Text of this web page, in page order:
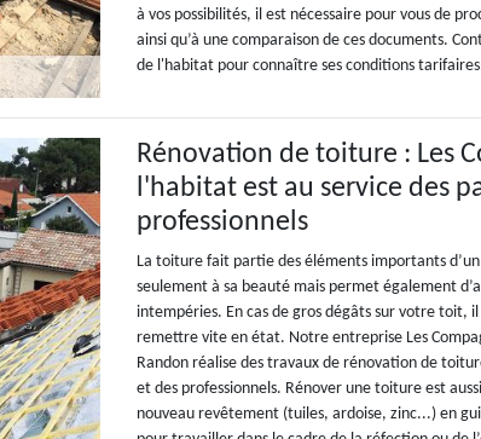
à vos possibilités, il est nécessaire pour vous de
ainsi qu’à une comparaison de ces documents.
de l'habitat pour connaître ses conditions
Rénovation de toiture : Les
l'habitat est au service des
professionnels
La toiture fait partie des éléments importants
seulement à sa beauté mais permet également
intempéries. En cas de gros dégâts sur votre toit, il
remettre vite en état. Notre entreprise Les
Randon réalise des travaux de rénovation de
et des professionnels. Rénover une toiture est
nouveau revêtement (tuiles, ardoise, zinc...) en